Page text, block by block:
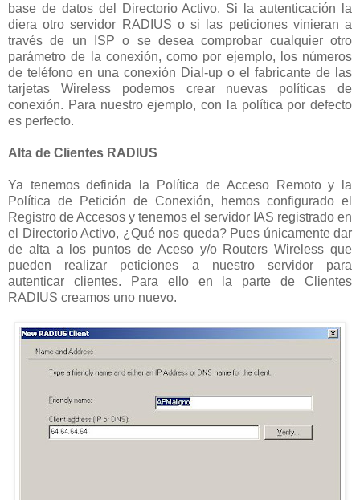
base de datos del Directorio Activo. Si la autenticación la
diera otro servidor RADIUS o si las peticiones vinieran a
través de un ISP o se desea comprobar cualquier otro
parámetro de la conexión, como por ejemplo, los números
de teléfono en una conexión Dial-up o el fabricante de las
tarjetas Wireless podemos crear nuevas políticas de
conexión. Para nuestro ejemplo, con la política por defecto
es perfecto.
Alta de Clientes RADIUS
Ya tenemos definida la Política de Acceso Remoto y la
Política de Petición de Conexión, hemos configurado el
Registro de Accesos y tenemos el servidor IAS registrado en
el Directorio Activo, ¿Qué nos queda? Pues únicamente dar
de alta a los puntos de Aceso y/o Routers Wireless que
pueden realizar peticiones a nuestro servidor para
autenticar clientes. Para ello en la parte de Clientes
RADIUS creamos uno nuevo.